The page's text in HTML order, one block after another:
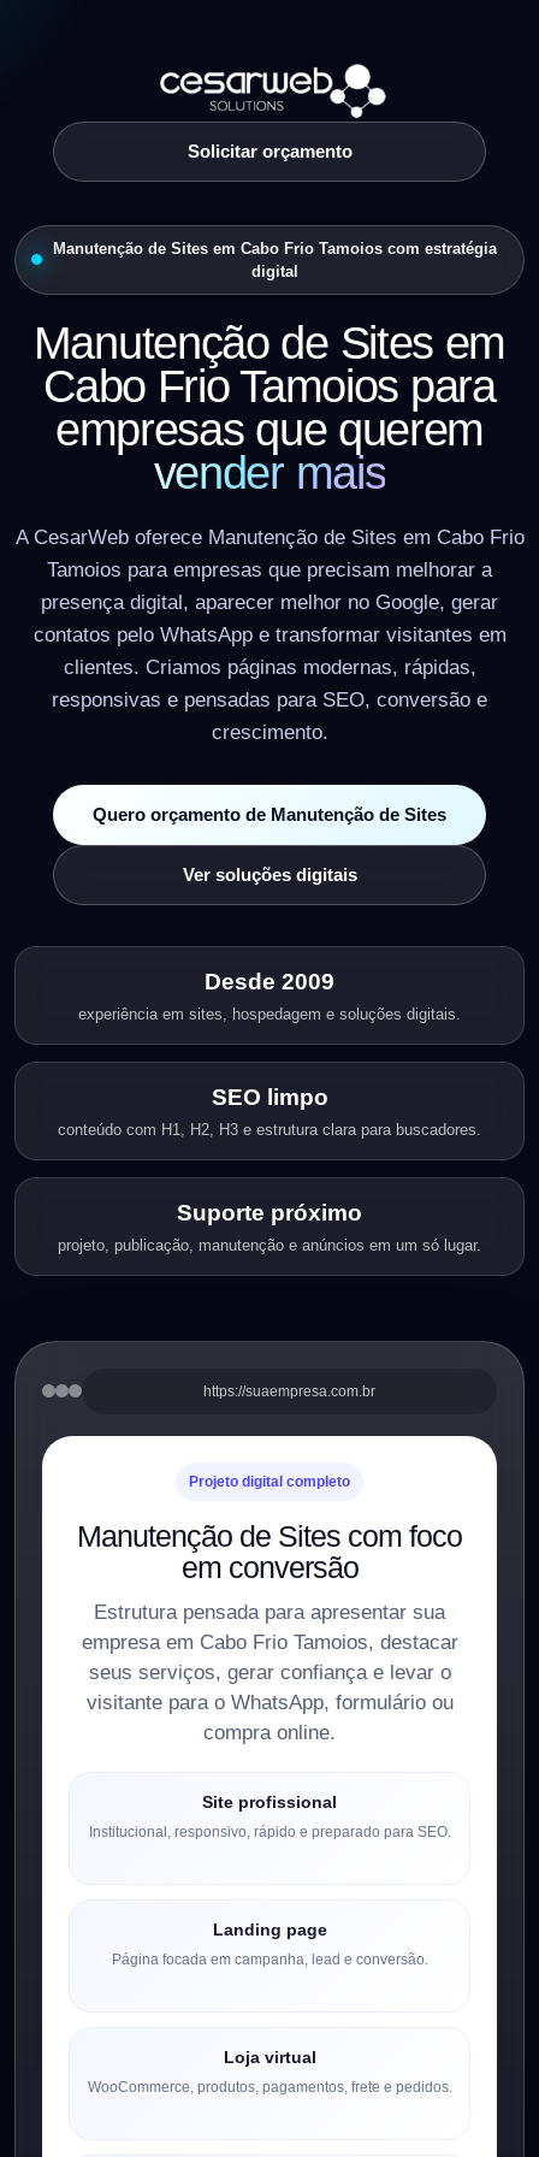
Solicitar orçamento
Manutenção de Sites em Cabo Frio Tamoios com estratégia
digital
Manutenção de Sites em
Cabo Frio Tamoios para
empresas que querem
vender mais
A CesarWeb oferece Manutenção de Sites em Cabo Frio
Tamoios para empresas que precisam melhorar a
presença digital, aparecer melhor no Google, gerar
contatos pelo WhatsApp e transformar visitantes em
clientes. Criamos páginas modernas, rápidas,
responsivas e pensadas para SEO, conversão e
crescimento.
Quero orçamento de Manutenção de Sites
Ver soluções digitais
Desde 2009
experiência em sites, hospedagem e soluções digitais.
SEO limpo
conteúdo com H1, H2, H3 e estrutura clara para buscadores.
Suporte próximo
projeto, publicação, manutenção e anúncios em um só lugar.
https://suaempresa.com.br
Projeto digital completo
Manutenção de Sites com foco
em conversão
Estrutura pensada para apresentar sua
empresa em Cabo Frio Tamoios, destacar
seus serviços, gerar confiança e levar o
visitante para o WhatsApp, formulário ou
compra online.
Site profissional
Institucional, responsivo, rápido e preparado para SEO.
Landing page
Página focada em campanha, lead e conversão.
Loja virtual
WooCommerce, produtos, pagamentos, frete e pedidos.